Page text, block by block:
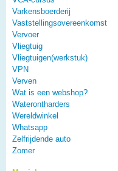
Varkensboerderij
Vaststellingsovereenkomst
Vervoer
Vliegtuig
Vliegtuigen(werkstuk)
VPN
Verven
Wat is een webshop?
Waterontharders
Wereldwinkel
Whatsapp
Zelfrijdende auto
Zomer